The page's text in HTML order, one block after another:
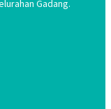
Gadang.